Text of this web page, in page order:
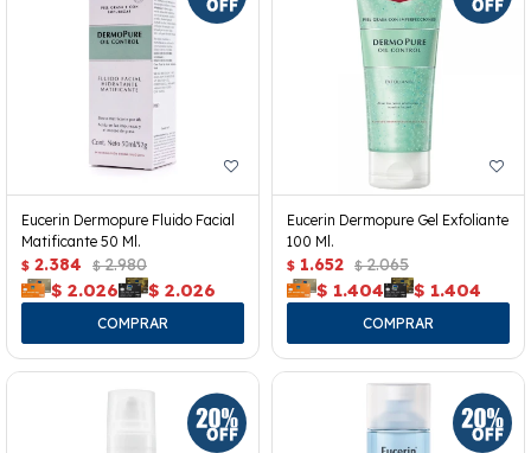
Eucerin Dermopure Fluido Facial
Matificante 50 Ml.
$ 2.384 $ 2.980
$ 2.026 $ 2.026
Eucerin Dermopure Gel Exfoliante
100 Ml.
$ 1.652 $ 2.065
$ 1.404 $ 1.404